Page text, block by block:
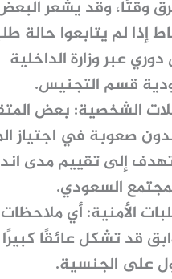
وقتًا، وقد يشعر
إذا لم يتابعوا حالة
عبروزارة الداخلية
قسم التجنيس.
الشخصية: بعض
صعوبة في اجتياز
إلى تقييم مدى
السعودي.
الأمنية:أي
قد تشكل عائقًا كبيرًا
على الجنسية.